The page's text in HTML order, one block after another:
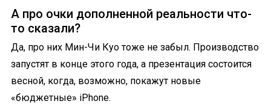
А про очки дополненной реальности что-
то сказали?
Да, про них Мин-Чи Куо тоже не забыл. Производство
запустят в конце этого года, а презентация состоится
весной, когда, возможно, покажут новые
«бюджетные» iPhone.